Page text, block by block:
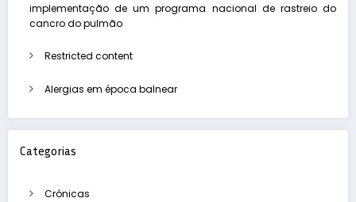
implementação de um programa nacional de rastreio do
cancro do pulmão
Restricted content
Alergias em época balnear
Categorias
Crónicas